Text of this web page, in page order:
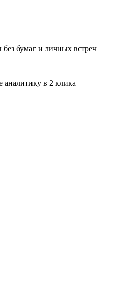
бумаг и личных встреч
аналитику в 2 клика